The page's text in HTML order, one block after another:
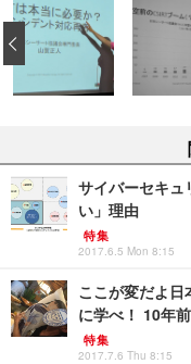
‹
サイバーセキュ
い」理由
特集
2017.6.5 Mon 8:15
ここが変だよ
に学べ！ 10年
特集
2017.7.6 Thu 8:15